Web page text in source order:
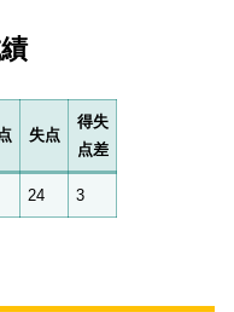
失点
得失
点差
24 3